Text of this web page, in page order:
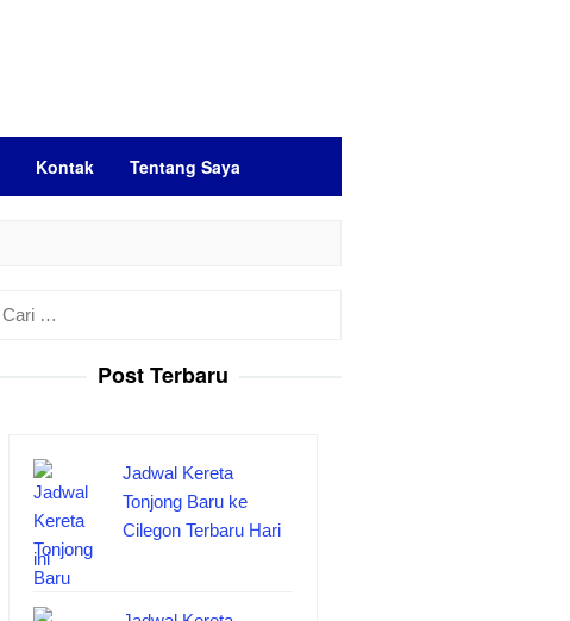
Kontak Tentang Saya
Post Terbaru
Jadwal Kereta
Tonjong Baru ke
Cilegon Terbaru Hari
ini